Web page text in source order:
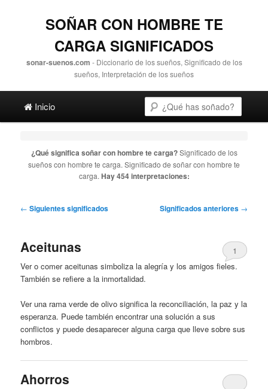
SOÑAR CON HOMBRE TE
CARGA SIGNIFICADOS
sonar-suenos.com - Diccionario de los sueños, Significado de los
sueños, Interpretación de los sueños
Skip to primary content
Skip to secondary content
Inicio
¿Qué significa soñar conhombre te carga?Significado de los
sueños con hombre te carga. Significado de soñar con hombre te
carga. Hay 454 interpretaciones:
← Siguientes significados Significados anteriores →
Aceitunas
1
Ver o comer aceitunas simboliza la alegría y los amigos fieles.
También se refiere a la inmortalidad.
Ver una rama verde de olivo significa la reconciliación, la paz y la
esperanza. Puede también encontrar una solución a sus
conflictos y puede desaparecer algunacarga que lleve sobre sus
hombros.
Ahorros